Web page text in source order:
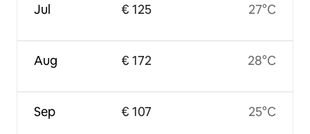
Jul
Aug
Sep
€ 125
€ 172
€ 107
27°C
28°C
25°C